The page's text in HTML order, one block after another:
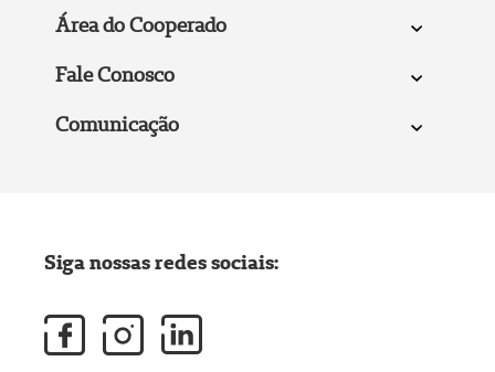
Área do Cooperado
Fale Conosco
Comunicação
Siga nossas redes sociais: